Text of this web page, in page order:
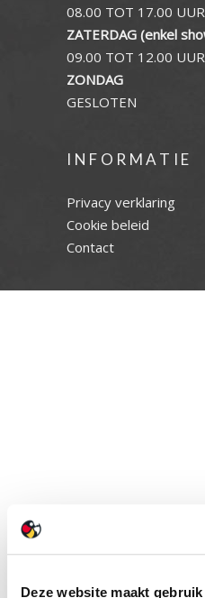
Deze website maakt
08.00 TOT 17.00 UUR
ZATERDAG (enkel
09.00 TOT 12.00 UUR
ZONDAG
GESLOTEN
INFORMATIE
Privacy verklaring
Cookie beleid
Contact